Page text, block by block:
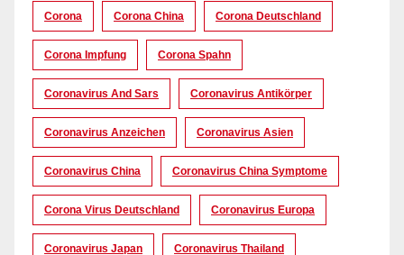
Corona Corona China Corona Deutschland
Corona Impfung Corona Spahn
Coronavirus And Sars Coronavirus Antikörper
Coronavirus Anzeichen Coronavirus Asien
Coronavirus China Coronavirus China Symptome
Corona Virus Deutschland Coronavirus Europa
Coronavirus Japan Coronavirus Thailand